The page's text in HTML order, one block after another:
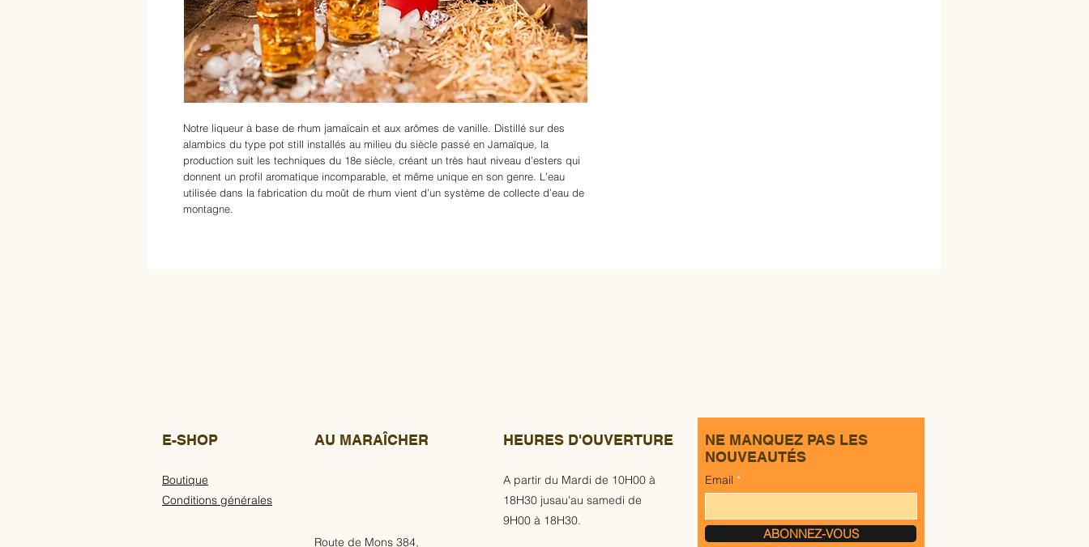
Notre liqueur à base de rhum jamaïcain et aux arômes de vanille. Distillé sur des
alambics du type pot still installés au milieu du siècle passé en Jamaïque, la
production suit les techniques du 18e siècle, créant un très haut niveau d’esters qui
donnent un profil aromatique incomparable, et même unique en son genre. L’eau
utilisée dans la fabrication du moût de rhum vient d’un système de collecte d’eau de
montagne.
E-SHOP
Boutique
Conditions générales
AU MARAÎCHER
Route de Mons 384,
HEURES D'OUVERTURE
A partir du Mardi de 10H00 à
18H30 jusau'au samedi de
9H00 à 18H30.
NE MANQUEZ PAS LES
NOUVEAUTÉS
Email
ABONNEZ-VOUS